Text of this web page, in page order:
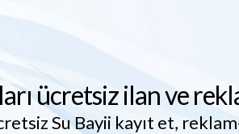
ücretsiz ilan ve
Su Bayii kayıt et,